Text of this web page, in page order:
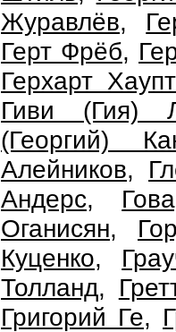
Журавлёв,
Герт Фрёб,
Герхарт
Гиви (Гия)
(Георгий)
Алейников,
Андерс,
Оганисян,
Куценко,
Толланд,
Григорий Ге,